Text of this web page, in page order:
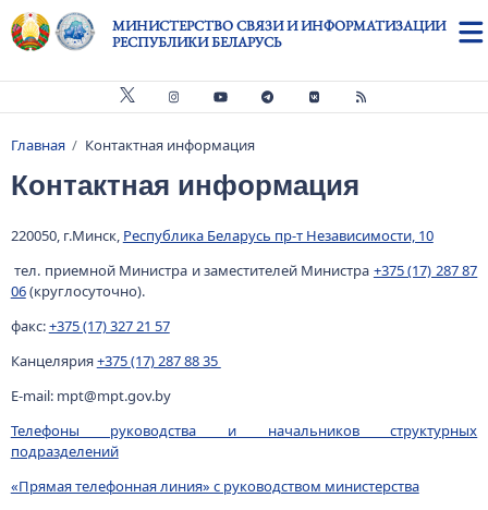
Перейти к основному содержанию
МИНИСТЕРСТВО СВЯЗИ И ИНФОРМАТИЗАЦИИ
РЕСПУБЛИКИ БЕЛАРУСЬ
Строка навигации
Главная Контактная информация
Контактная информация
220050, г.Минск, Республика Беларусь пр-т Независимости, 10
тел. приемной Министра и заместителей Министра +375 (17) 287 87
06(круглосуточно).
факс:+375 (17) 327 21 57
Канцелярия+375 (17) 287 88 35
E-mail: mpt@mpt.gov.by
Телефоны руководства и начальников структурных
подразделений
«Прямая телефонная линия» с руководством министерства